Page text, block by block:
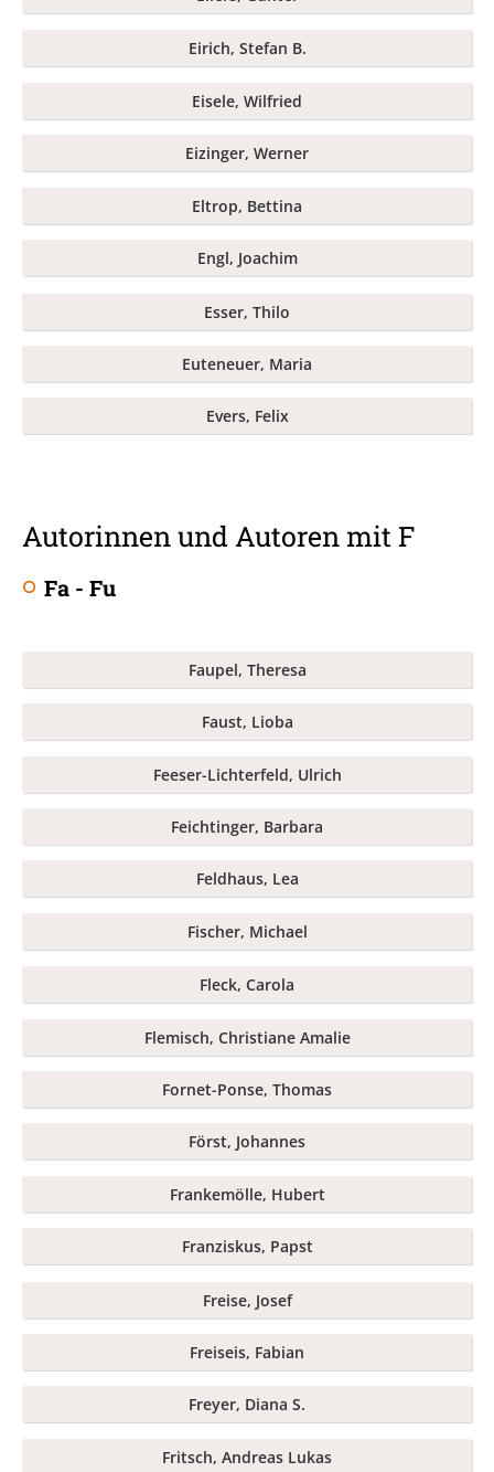
Eirich, Stefan B.
Eisele, Wilfried
Eizinger, Werner
Eltrop, Bettina
Engl, Joachim
Esser, Thilo
Euteneuer, Maria
Evers, Felix
Autorinnen und Autoren mit F
Fa - Fu
Faupel, Theresa
Faust, Lioba
Feeser-Lichterfeld, Ulrich
Feichtinger, Barbara
Feldhaus, Lea
Fischer, Michael
Fleck, Carola
Flemisch, Christiane Amalie
Fornet-Ponse, Thomas
Först, Johannes
Frankemölle, Hubert
Franziskus, Papst
Freise, Josef
Freiseis, Fabian
Freyer, Diana S.
Fritsch, Andreas Lukas